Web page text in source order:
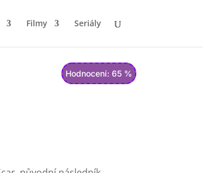
Filmy Seriály
Hodnocení: 65 %